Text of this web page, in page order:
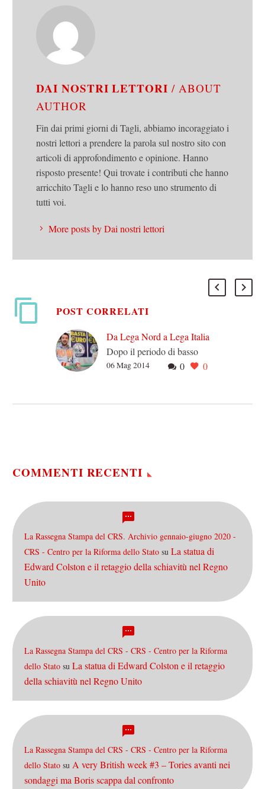
DAI NOSTRI LETTORI/ ABOUT
AUTHOR
Fin dai primi giorni di Tagli, abbiamo incoraggiato i
nostri lettori a prendere la parola sul nostro sito con
articoli di approfondimento e opinione. Hanno
risposto presente! Qui trovate i contributi che hanno
arricchito Tagli e lo hanno reso uno strumento di
tutti voi.
More posts by Dai nostri lettori
POST CORRELATI
Da Lega Nord a Lega Italia
Dopo il periodo di basso
profilo del segretariato
0 0
06 Mag 2014
COMMENTI RECENTI
La Rassegna Stampa del CRS. Archivio gennaio-giugno 2020 -
CRS - Centro per la Riforma dello Stato su La statua di
Edward Colston e il retaggio della schiavitù nel Regno
Unito
La Rassegna Stampa del CRS - CRS - Centro per la Riforma
dello Stato su La statua di Edward Colston e il retaggio
della schiavitù nel Regno Unito
La Rassegna Stampa del CRS - CRS - Centro per la Riforma
dello Stato su A very British week #3 – Tories avanti nei
sondaggi ma Boris scappa dal confronto